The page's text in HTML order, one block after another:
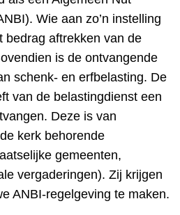
Wie aan zo’n instelling
bedrag aftrekken van de
is de ontvangende
schenk- en erfbelasting. De
van de belastingdienst een
Deze is van
kerk behorende
gemeenten,
vergaderingen). Zij krijgen
ANBI-regelgeving te maken.